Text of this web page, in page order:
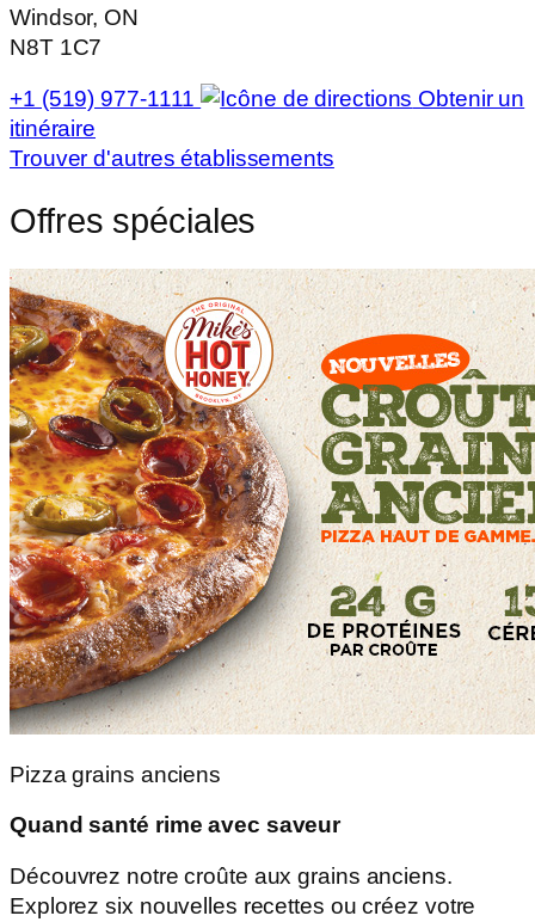
Windsor, ON
N8T 1C7
+1 (519) 977-1111
Obtenir un
itinéraire
Trouver d'autres établissements
Offres spéciales
Pizza grains anciens
Quand santé rime avec saveur
Découvrez notre croûte aux grains anciens.
Explorez six nouvelles recettes ou créez votre